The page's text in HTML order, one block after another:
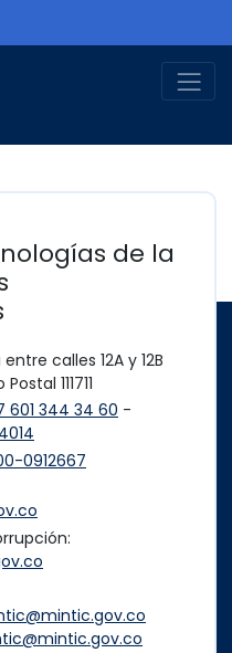
Colombia
de la
calles 12A y 12B
111711
601 344 34 60 -
0912667